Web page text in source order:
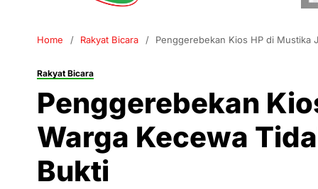
Home Rakyat Bicara Penggerebekan Kios HP di Mustika
Rakyat Bicara
Penggerebekan
Warga Kecewa
Bukti